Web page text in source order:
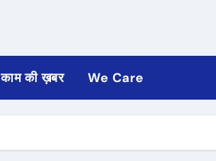
काम की ख़बर We Care